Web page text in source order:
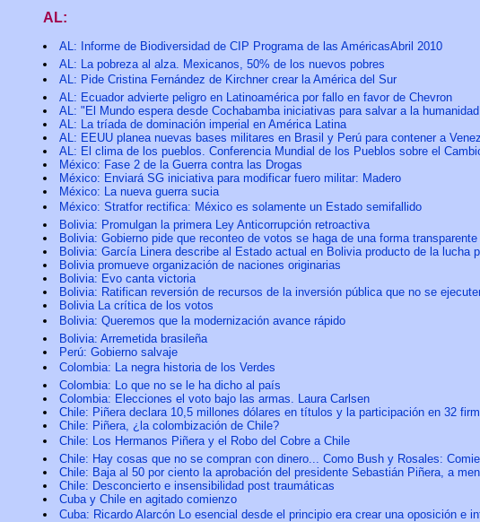
AL:
AL: Informe de Biodiversidad de CIP Programa de las AméricasAbril 2010
AL: La pobreza al alza. Mexicanos, 50% de los nuevos pobres
AL: Pide Cristina Fernández de Kirchner crear la América del Sur
AL: Ecuador advierte peligro en Latinoamérica por fallo en favor de Chevron
AL: "El Mundo espera desde Cochabamba iniciativas para salvar a la
AL: La tríada de dominación imperial en América Latina
AL: EEUU planea nuevas bases militares en Brasil y Perú para contener a
AL: El clima de los pueblos. Conferencia Mundial de los Pueblos sobre el
México: Fase 2 de la Guerra contra las Drogas
México: Enviará SG iniciativa para modificar fuero militar: Madero
México: La nueva guerra sucia
México: Stratfor rectifica: México es solamente un Estado semifallido
Bolivia: Promulgan la primera Ley Anticorrupción retroactiva
Bolivia: Gobierno pide que reconteo de votos se haga de una forma transparente
Bolivia: García Linera describe al Estado actual en Bolivia producto de la lucha
Bolivia promueve organización de naciones originarias
Bolivia: Evo canta victoria
Bolivia: Ratifican reversión de recursos de la inversión pública que no se
Bolivia La crítica de los votos
Bolivia: Queremos que la modernización avance rápido
Bolivia: Arremetida brasileña
Perú: Gobierno salvaje
Colombia: La negra historia de los Verdes
Colombia: Lo que no se le ha dicho al país
Colombia: Elecciones el voto bajo las armas. Laura Carlsen
Chile: Piñera declara 10,5 millones dólares en títulos y la participación en 32
Chile: Piñera, ¿la colombización de Chile?
Chile: Los Hermanos Piñera y el Robo del Cobre a Chile
Chile: Hay cosas que no se compran con dinero... Como Bush y Rosales:
Chile: Baja al 50 por ciento la aprobación del presidente Sebastián Piñera, a
Chile: Desconcierto e insensibilidad post traumáticas
Cuba y Chile en agitado comienzo
Cuba: Ricardo Alarcón Lo esencial desde el principio era crear una oposición e